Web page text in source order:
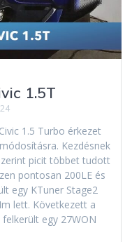
1.5T
1.5 Turbo érkezet
Kezdésnek
picit többet tudott
pontosan 200LE és
egy KTuner Stage2
lett. Következett a
egy 27WON